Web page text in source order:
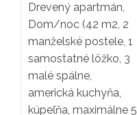
Drevený apartmán,
Dom/noc (42 m2, 2
manželské postele, 1
samostatné lôžko, 3
malé spálne,
americká kuchyňa,
kúpeľňa, maximálne 5